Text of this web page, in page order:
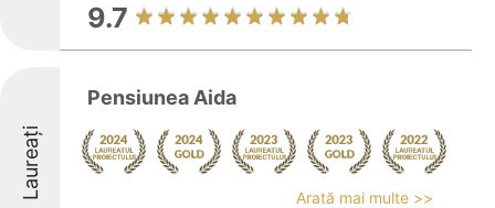
9.7
Laureați
Pensiunea Aida
Arată mai multe >>